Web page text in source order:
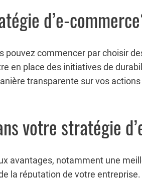
d’e-
pouvez commencer par choisir
en place des initiatives de
transparente sur vos
votre stratégie
avantages, notamment une
la réputation de votre